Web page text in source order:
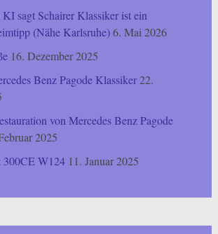
sagt Schairer Klassiker ist ein
(Nähe Karlsruhe)6. Mai 2026
16. Dezember 2025
Benz Pagode Klassiker22.
von Mercedes Benz Pagode
2025
300CE W124 11. Januar 2025